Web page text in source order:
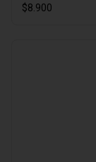
$8.900